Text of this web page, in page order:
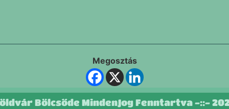
Megosztás
Bölcsőde MindenJog Fenntartva -::-